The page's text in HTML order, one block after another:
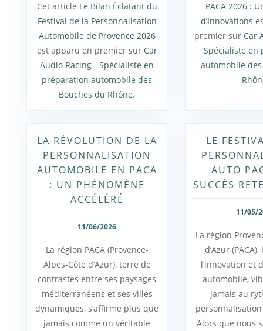
Cet article Le Bilan Éclatant du
Festival de la Personnalisation
Automobile de Provence 2026
est apparu en premier sur Car
Audio Racing - Spécialiste en
préparation automobile des
Bouches du Rhône.
PACA 2026 :
d’Innovations
premier sur Car
Spécialiste en
automobile
LA RÉVOLUTION DE LA
PERSONNALISATION
AUTOMOBILE EN PACA
: UN PHÉNOMÈNE
ACCÉLÉRÉ
11/06/2026
La région PACA (Provence-
Alpes-Côte d’Azur), terre de
contrastes entre ses paysages
méditerranéens et ses villes
dynamiques, s’affirme plus que
jamais comme un véritable
LE
AUTO
SUCCÈS
11/05/
La région
d’Azur
l’innovation et
automobile,
jamais au
Alors que nous